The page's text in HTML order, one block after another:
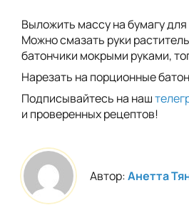
Выложить массу на бумагу
Можно смазать руки
батончики мокрыми руками,
Нарезать на порционные
Подписывайтесь на наш
и проверенных рецептов!
Автор:Анетта